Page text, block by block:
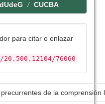
CUCBA
para citar o enlazar
76060
de la comprensión